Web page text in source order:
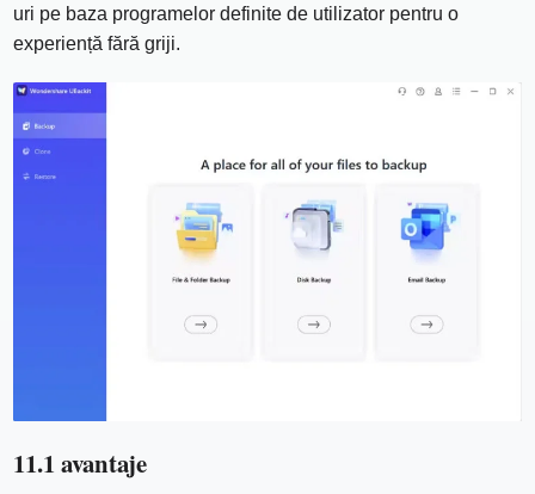
uri pe baza programelor definite de utilizator pentru o
experiență fără griji.
11.1 avantaje